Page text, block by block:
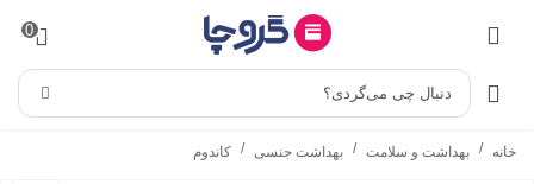
0
دنبال چی می‌گردی؟
خانه / بهداشت و سلامت / بهداشت جنسی / کاندوم